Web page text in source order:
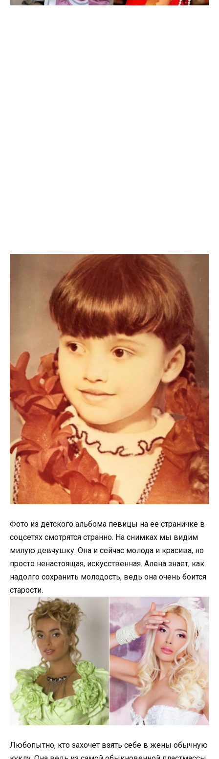
Фото из детского альбома певицы на ее страничке в
соцсетях смотрятся странно. На снимках мы видим
милую девчушку. Она и сейчас молода и красива, но
просто ненастоящая, искусственная. Алена знает, как
надолго сохранить молодость, ведь она очень боится
старости.
Любопытно, кто захочет взять себе в жены обычную